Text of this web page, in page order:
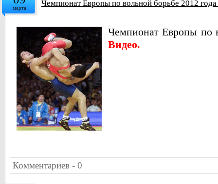
марта Чемпионат Европы по вольной борьбе 2012
Чемпионат Европы по
Видео.
Комментариев - 0